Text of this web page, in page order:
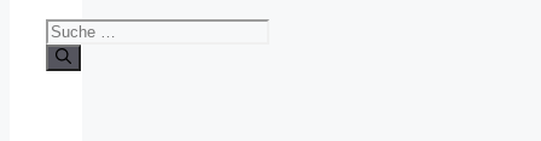
Suche
nach: